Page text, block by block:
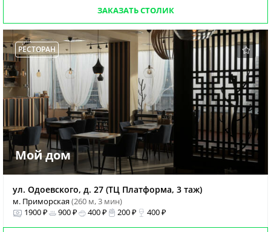
ЗАКАЗАТЬ СТОЛИК
РЕСТОРАН
Мой дом
ул. Одоевского, д. 27 (ТЦ Платформа, 3 таж)
м. Приморская(260 м, 3 мин)
1900 ₽
900 ₽ 400 ₽ 200 ₽ 400 ₽